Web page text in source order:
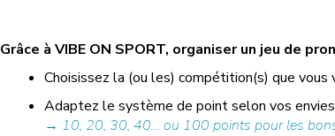
Grâce à VIBE ON SPORT, organiser un jeu de
Choisissez la (ou les) compétition(s) que vous
Adaptez le système de point selon vos
→ 10, 20, 30, 40… ou 100 points pour les